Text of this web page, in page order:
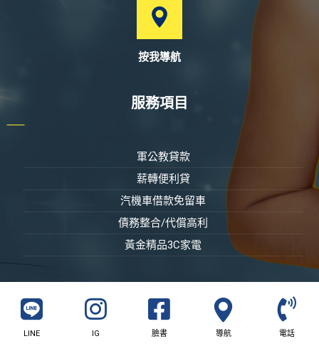
按我導航
服務項目
軍公教貸款
薪轉便利貸
汽機車借款免留車
債務整合/代償高利
黃金精品3C家電
LINE IG 臉書 導航 電話